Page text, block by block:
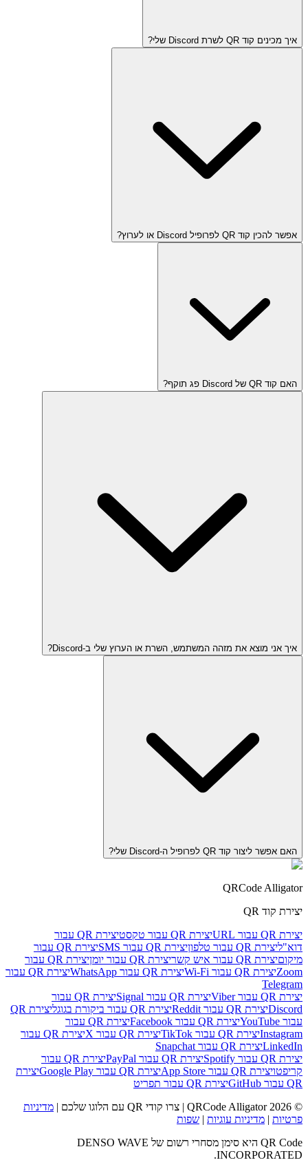
איך מכינים קוד QR לשרת Discord שלי?
אפשר להכין קוד QR לפרופיל Discord או לערוץ?
האם קוד QR של Discord פג תוקף?
איך אני מוצא את מזהה המשתמש, השרת או הערוץ שלי ב-Discord?
האם אפשר ליצור קוד QR לפרופיל ה-Discord שלי?
QRCode Alligator
יצירת קוד QR
יצירת QR עבור URL
יצירת QR עבור טקסט
יצירת QR עבור
דוא"ליצירת QR עבור טלפון יצירת QR עבור SMS
יצירת QR עבור
מיקוםיצירת QR עבור איש קשר יצירת QR עבור יומן
יצירת QR עבור
Zoomיצירת QR עבור Wi‑Fi יצירת QR עבור WhatsApp
יצירת QR עבור
Telegram
יצירת QR עבור Viber
יצירת QR עבור Signal
יצירת QR עבור
Discordיצירת QR עבור Reddit יצירת QR עבור ביקורת בגוגל
יצירת QR
עבור YouTube
יצירת QR עבור Facebook
יצירת QR עבור
Instagramיצירת QR עבור TikTok יצירת QR עבור X
יצירת QR עבור
LinkedInיצירת QR עבור Snapchat
יצירת QR עבור Spotify
יצירת QR עבור PayPal
יצירת QR עבור
קריפטויצירת QR עבור App Store יצירת QR עבור Google Play
יצירת
QR עבור GitHub
יצירת QR עבור תפריט
©
2026
QRCode Alligator | צרו קודי QR עם הלוגו שלכם | מדיניות
פרטיות | מדיניות עוגיות | שפות
QR Code היא סימן מסחרי רשום של DENSO WAVE
INCORPORATED.